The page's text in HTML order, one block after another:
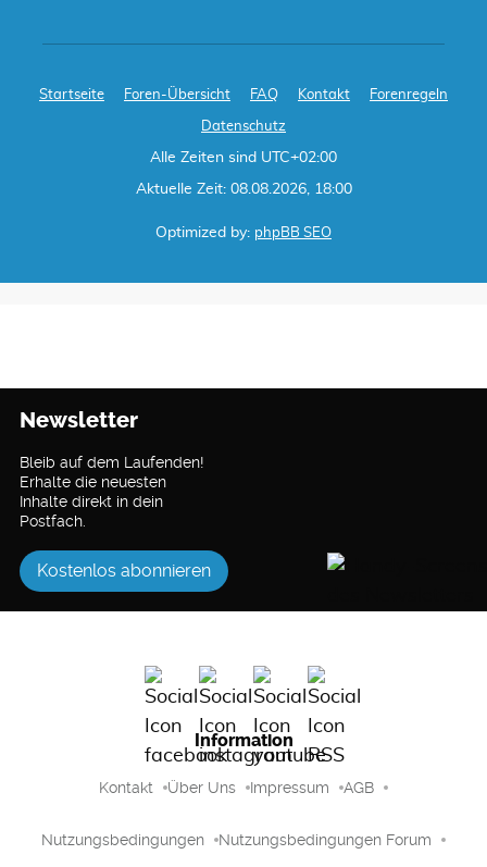
Startseite Foren-Übersicht FAQ Kontakt Forenregeln
Datenschutz
Alle Zeiten sind UTC+02:00
Aktuelle Zeit: 08.08.2026, 18:00
Optimized by: phpBB SEO
Newsletter
Bleib auf dem Laufenden!
Erhalte die neuesten
Inhalte direkt in dein
Postfach.
Kostenlos abonnieren
Information
Kontakt Über Uns Impressum AGB
Nutzungsbedingungen Nutzungsbedingungen Forum